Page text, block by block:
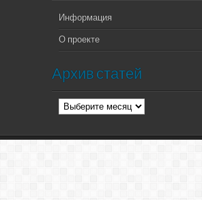
Информация
О проекте
Архив статей
Архив
статей